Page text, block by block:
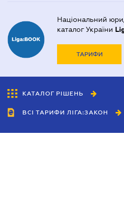
Національний
каталог України
ТАРИФИ
КАТАЛОГ РІШЕНЬ
ВСІ ТАРИФИ ЛІГА:ЗАКОН